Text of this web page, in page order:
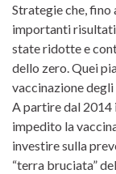
Strategie che, fino
importanti risultati
state ridotte e
dello zero. Quei
vaccinazione
A partire dal 2014
impedito la
investire sulla
“terra bruciata”